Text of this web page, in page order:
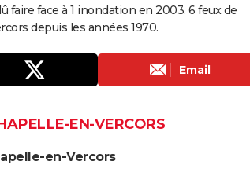
face à 1 inondation en 2003. 6 feux de
depuis les années 1970.
Email
EN-VERCORS
en-Vercors